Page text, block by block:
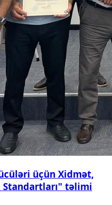
üçün Xidmət,
Standartları" təlimi